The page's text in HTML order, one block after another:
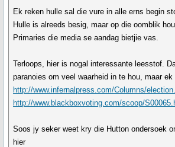
Ek reken hulle sal die vure in alle erns begin
Hulle is alreeds besig, maar op die oomblik
Primaries die media se aandag bietjie vas.
Terloops, hier is nogal interessante leesstof.
paranoies om veel waarheid in te hou, maar ek
http://www.infernalpress.com/Columns/
http://www.blackboxvoting.com/scoop/
Soos jy seker weet kry die Hutton ondersoek
hier